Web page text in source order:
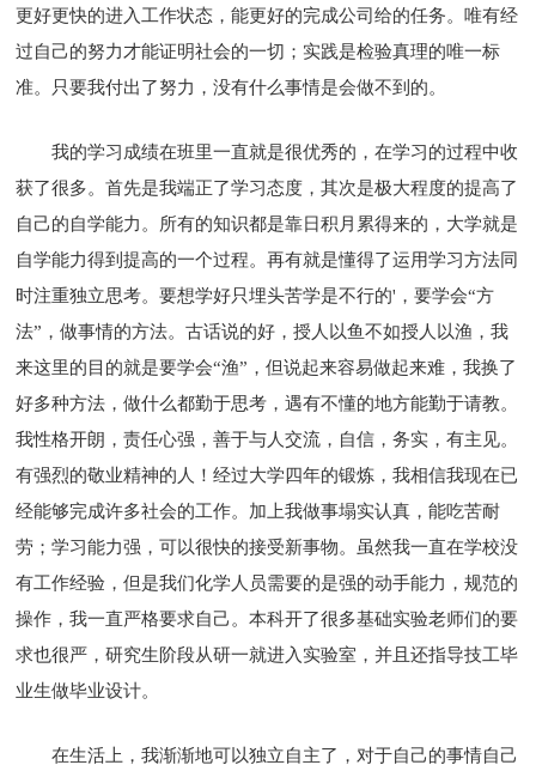
更好更快的进入工作状态，能更好的完成公司给的任务。唯有经
过自己的努力才能证明社会的一切；实践是检验真理的唯一标
准。只要我付出了努力，没有什么事情是会做不到的。
我的学习成绩在班里一直就是很优秀的，在学习的过程中收
获了很多。首先是我端正了学习态度，其次是极大程度的提高了
自己的自学能力。所有的知识都是靠日积月累得来的，大学就是
自学能力得到提高的一个过程。再有就是懂得了运用学习方法同
时注重独立思考。要想学好只埋头苦学是不行的'，要学会“方
法”，做事情的方法。古话说的好，授人以鱼不如授人以渔，我
来这里的目的就是要学会“渔”，但说起来容易做起来难，我换了
好多种方法，做什么都勤于思考，遇有不懂的地方能勤于请教。
我性格开朗，责任心强，善于与人交流，自信，务实，有主见。
有强烈的敬业精神的人！经过大学四年的锻炼，我相信我现在已
经能够完成许多社会的工作。加上我做事塌实认真，能吃苦耐
劳；学习能力强，可以很快的接受新事物。虽然我一直在学校没
有工作经验，但是我们化学人员需要的是强的动手能力，规范的
操作，我一直严格要求自己。本科开了很多基础实验老师们的要
求也很严，研究生阶段从研一就进入实验室，并且还指导技工毕
业生做毕业设计。
在生活上，我渐渐地可以独立自主了，对于自己的事情自己